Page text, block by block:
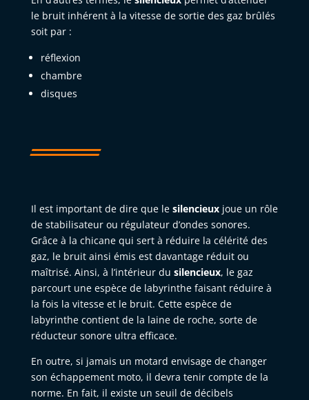
le bruit inhérent à la vitesse de sortie des gaz brûlés
soit par :
réflexion
chambre
disques
Il est important de dire que le silencieuxjoue un rôle
de stabilisateur ou régulateur d’ondes sonores.
Grâce à la chicane qui sert à réduire la célérité des
gaz, le bruit ainsi émis est davantage réduit ou
maîtrisé. Ainsi, à l’intérieur du silencieux, le gaz
parcourt une espèce de labyrinthe faisant réduire à
la fois la vitesse et le bruit. Cette espèce de
labyrinthe contient de la laine de roche, sorte de
réducteur sonore ultra efficace.
En outre, si jamais un motard envisage de changer
son échappement moto, il devra tenir compte de la
norme. En fait, il existe un seuil de décibels